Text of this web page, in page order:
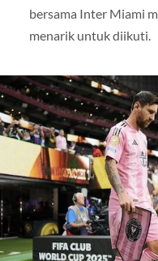
bersama Inter Miami
menarik untuk diikuti.